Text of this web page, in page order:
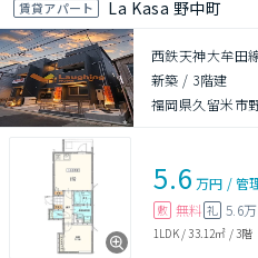
賃貸アパート La Kasa 野中町
西鉄天神大牟田
新築 / 3階建
福岡県久留米市
5.6 万円 /管
敷 無料 礼 5.6
1LDK/33.12㎡ /3階